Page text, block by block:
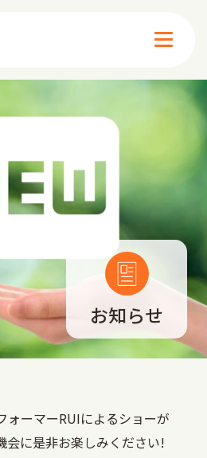
イベント
買う
遊ぶ
サウナ
お知らせ
ォーマーRUIによるショーが
に是非お楽しみください!